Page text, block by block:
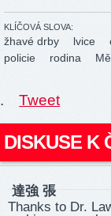
KLÍČOVÁ SLOVA:
žhavé drby lvice
policie
rodina
. Tweet
DISKUSE K
達強 張
Thanks to Dr.